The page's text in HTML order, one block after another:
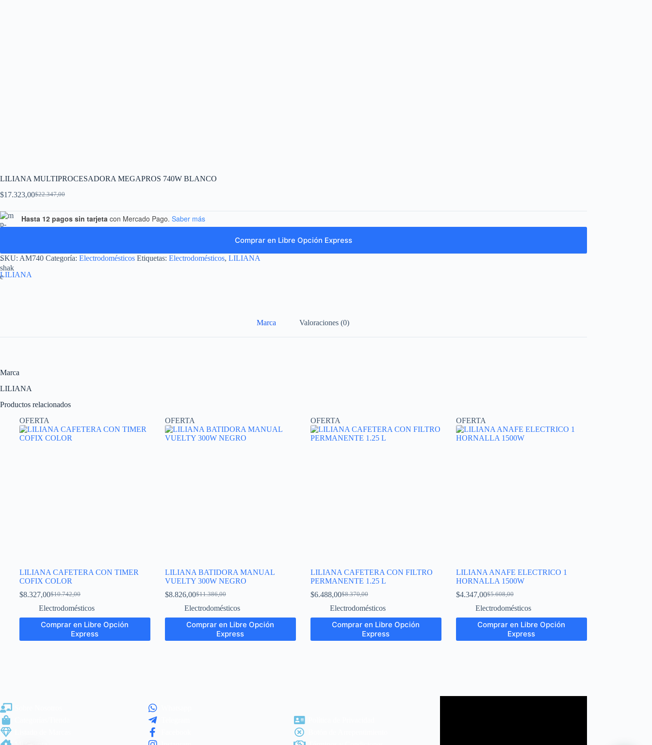
LILIANA MULTIPROCESADORA MEGAPROS 740W BLANCO
$22.347,00
$17.323,00
Hasta 12 pagos sin tarjeta con Mercado Pago. Saber más
Comprar en Libre Opción Express
SKU: AM740 Categoría: Electrodomésticos Etiquetas: Electrodomésticos, LILIANA
LILIANA
Marca Valoraciones (0)
Marca
LILIANA
Productos relacionados
OFERTA
LILIANA CAFETERA CON TIMER
COFIX COLOR
$10.742,00
$8.327,00
Electrodomésticos
Comprar en Libre Opción
Express
OFERTA
LILIANA BATIDORA MANUAL
VUELTY 300W NEGRO
$11.386,00
$8.826,00
Electrodomésticos
Comprar en Libre Opción
Express
OFERTA
LILIANA CAFETERA CON FILTRO
PERMANENTE 1.25 L
$8.370,00
$6.488,00
Electrodomésticos
Comprar en Libre Opción
Express
OFERTA
LILIANA ANAFE ELECTRICO 1
HORNALLA 1500W
$5.608,00
$4.347,00
Electrodomésticos
Comprar en Libre Opción
Express